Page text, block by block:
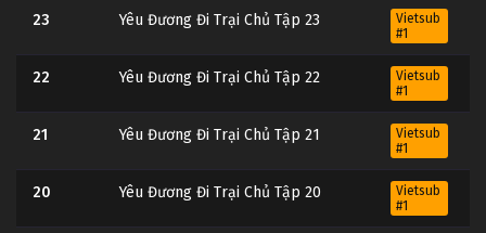
23 Yêu Đương Đi Trại Chủ Tập 23
Vietsub
#1
22 Yêu Đương Đi Trại Chủ Tập 22
Vietsub
#1
21 Yêu Đương Đi Trại Chủ Tập 21
Vietsub
#1
20 Yêu Đương Đi Trại Chủ Tập 20
Vietsub
#1